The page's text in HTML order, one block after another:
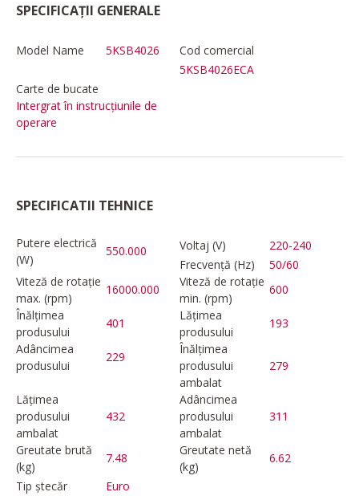
SPECIFICAȚII GENERALE
Model Name 5KSB4026
Cod comercial
5KSB4026ECA
Carte de bucate
Intergrat în instrucțiunile de
operare
SPECIFICATII TEHNICE
Putere electrică
(W)
550.000 Voltaj (V)
220-240
Frecvență (Hz)
50/60
Viteză de rotație
max. (rpm)
16000.000
Viteză de rotație
min. (rpm)
600
Înălțimea
produsului
401
Lățimea
produsului
193
Adâncimea
produsului
229
Înălțimea
produsului
ambalat
279
Lățimea
produsului
ambalat
432
Adâncimea
produsului
ambalat
311
Greutate brută
(kg)
7.48
Greutate netă
(kg)
6.62
Tip ștecăr
Euro